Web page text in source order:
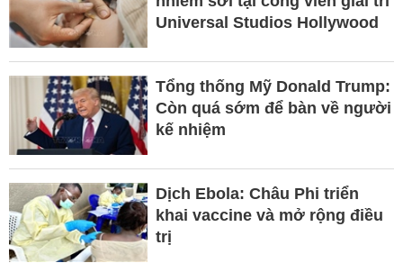
Universal Studios Hollywood
Tổng thống Mỹ Donald Trump:
Còn quá sớm để bàn về người
kế nhiệm
Dịch Ebola: Châu Phi triển
khai vaccine và mở rộng điều
trị